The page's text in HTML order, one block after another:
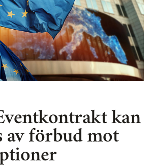
kan
av förbud mot